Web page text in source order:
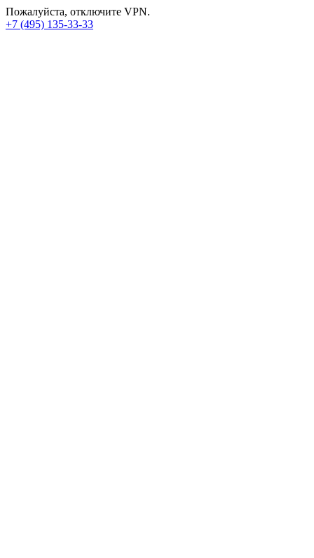
Пожалуйста, отключите VPN.
+7 (495) 135-33-33